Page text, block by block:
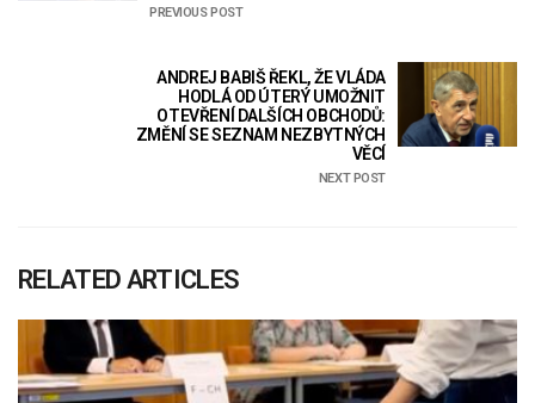
PREVIOUS POST
ANDREJ BABIŠ ŘEKL, ŽE VLÁDA
HODLÁ OD ÚTERÝ UMOŽNIT
OTEVŘENÍ DALŠÍCH OBCHODŮ:
ZMĚNÍ SE SEZNAM NEZBYTNÝCH
VĚCÍ
NEXT POST
RELATED ARTICLES